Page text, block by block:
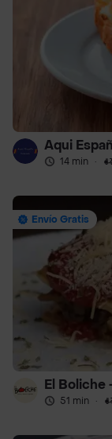
Aqui
14 min ·
Envío Gratis
El Boliche
51 min ·